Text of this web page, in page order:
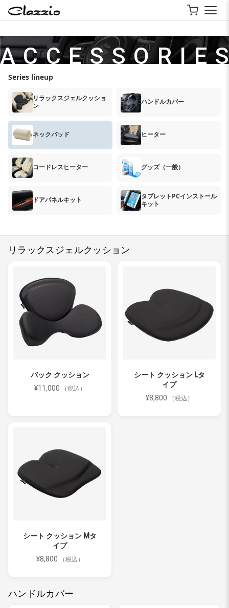
A C C E S S O R I E S
Series lineup
リラックスジェルクッショ
ン
ハンドルカバー
ネックパッド ヒーター
コードレスヒーター グッズ（一般）
ドアパネルキット
タブレットPCインストール
キット
リラックスジェルクッション
バック クッション
¥11,000
（税込）
シート クッション Lタ
イプ
¥8,800
（税込）
シート クッション Mタ
イプ
¥8,800
（税込）
ハンドルカバー